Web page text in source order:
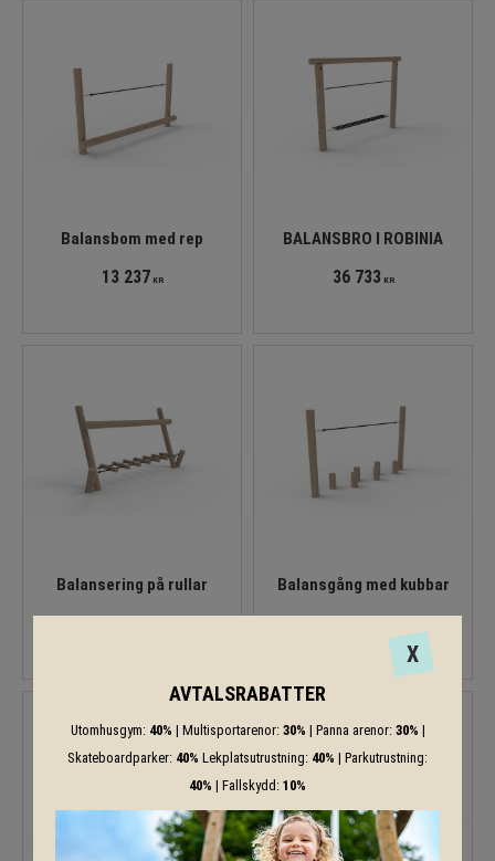
Balansbom med rep
13 237 KR
BALANSBRO I ROBINIA
36 733 KR
Balansering på rullar
24 320
Balansgång med kubbar
14 978
X
AVTALSRABATTER
Utomhusgym: 40% | Multisportarenor: 30% | Panna arenor: 30% |
Skateboardparker: 40% Lekplatsutrustning: 40% | Parkutrustning:
40% | Fallskydd: 10%